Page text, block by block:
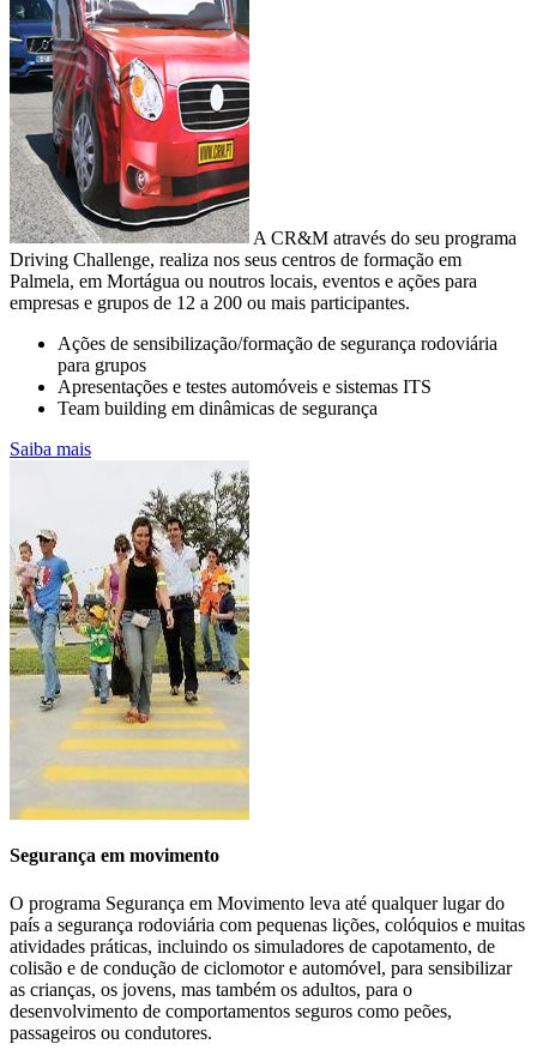
CONSUMO E EMISSÕES DA SUA
FROTA
Controlo e redução de custos na empresa
A mobilidade sustentável passa pela sensibilização para o uso
equilibrado das viaturas
com motor de combustão com vista à diminuição da pegada de
carbono
e à redução dos custos operacionais da frota.
CONDUÇÃO EM CONTEXTO
PROFISSIONAL
A CR&M através do seu programa
Driving Challenge, realiza nos seus centros de formação em
Palmela, em Mortágua ou noutros locais, eventos e ações para
empresas e grupos de 12 a 200 ou mais participantes.
Ações de sensibilização/formação de segurança rodoviária
para grupos
Apresentações e testes automóveis e sistemas ITS
Team building em dinâmicas de segurança
Saiba mais
Segurança em movimento
O programa Segurança em Movimento leva até qualquer lugar do
país a segurança rodoviária com pequenas lições, colóquios e muitas
atividades práticas, incluindo os simuladores de capotamento, de
colisão e de condução de ciclomotor e automóvel, para sensibilizar
as crianças, os jovens, mas também os adultos, para o
desenvolvimento de comportamentos seguros como peões,
passageiros ou condutores.